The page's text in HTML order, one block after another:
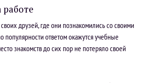
работе
друзей, где они познакомились со своими
популярности ответом окажутся учебные
знакомств до сих пор не потеряло своей